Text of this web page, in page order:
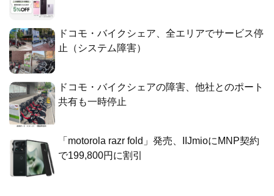
ドコモ・バイクシェア、全エリアでサービス停
止（システム障害）
ドコモ・バイクシェアの障害、他社とのポート
共有も一時停止
「motorola razr fold」発売、IIJmioにMNP契約
で199,800円に割引